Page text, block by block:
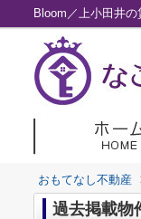
Bloom／上小田井
おもてなし不動産
過去掲載物